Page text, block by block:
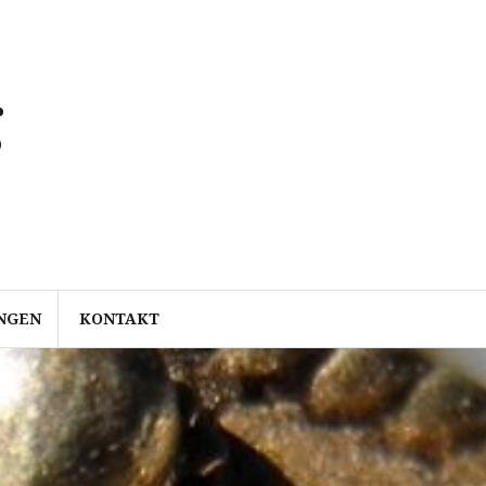
KONTAKT